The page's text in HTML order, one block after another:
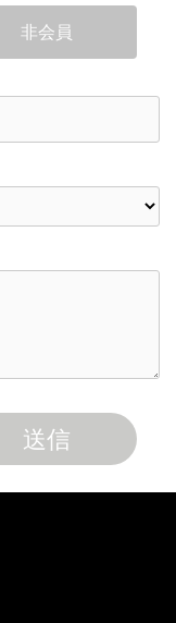
非会員